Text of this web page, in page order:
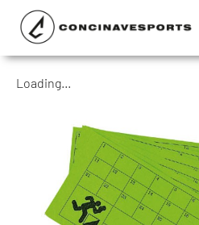
Loading...